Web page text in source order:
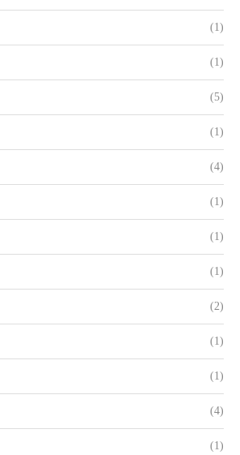
(1)
(1)
(5)
(1)
(4)
(1)
(1)
(1)
(2)
(1)
(1)
(4)
(1)